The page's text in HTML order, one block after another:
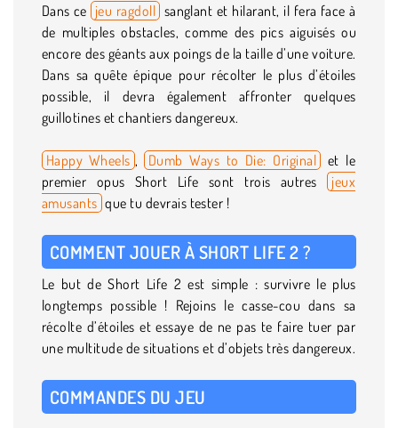
Dans ce jeu ragdoll sanglant et hilarant, il fera face à
de multiples obstacles, comme des pics aiguisés ou
encore des géants aux poings de la taille d’une voiture.
Dans sa quête épique pour récolter le plus d’étoiles
possible, il devra également affronter quelques
guillotines et chantiers dangereux.
Happy Wheels , Dumb Ways to Die: Original
et le
premier opus Short Life sont trois autres jeux
amusants que tu devrais tester !
COMMENT JOUER À SHORT LIFE 2 ?
Le but de Short Life 2 est simple : survivre le plus
longtemps possible ! Rejoins le casse-cou dans sa
récolte d’étoiles et essaye de ne pas te faire tuer par
une multitude de situations et d’objets très dangereux.
COMMANDES DU JEU